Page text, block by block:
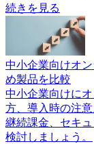
続きを見る
中小企業向けオ
め製品を比較
中小企業向けに
方、導入時の注
継続課金、セキ
検討しましょう。